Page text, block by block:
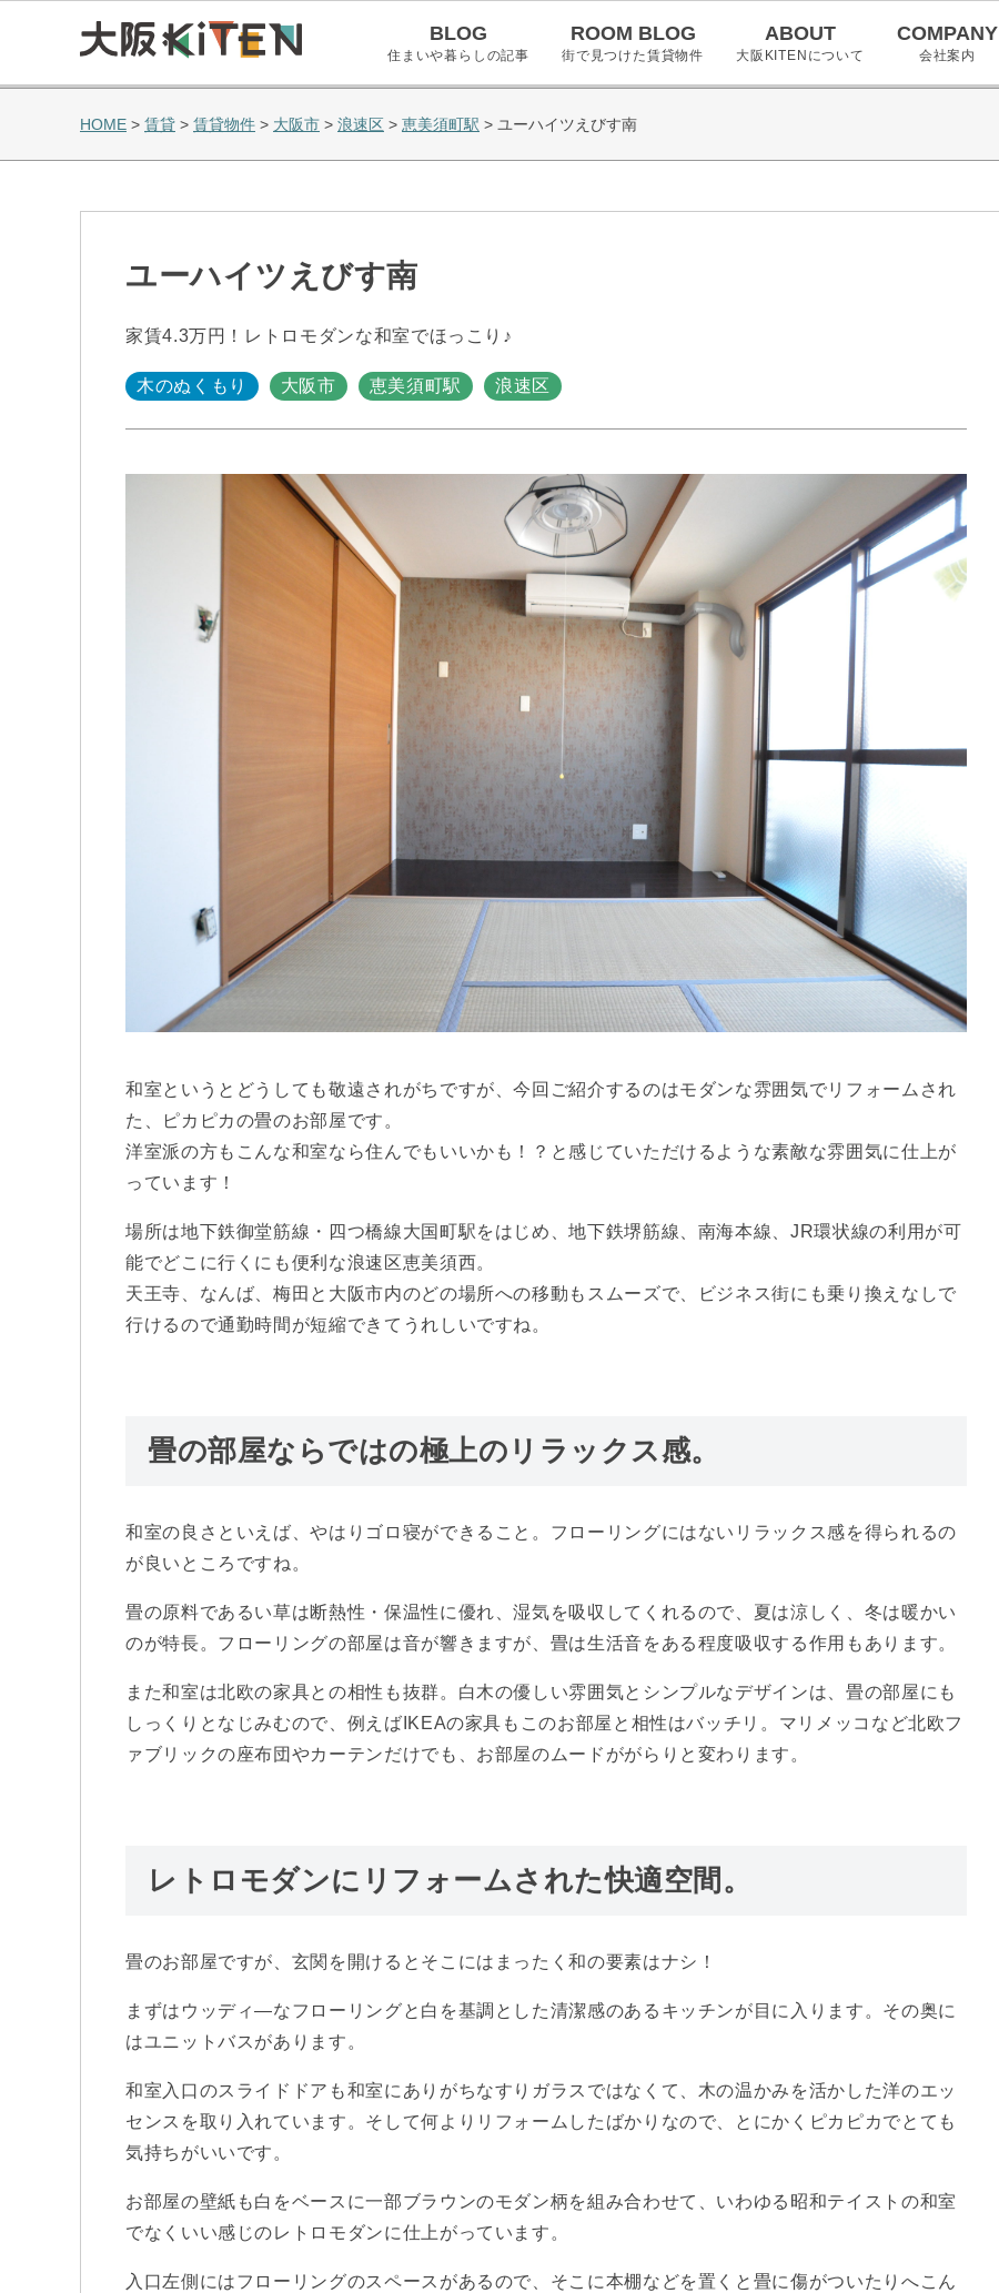
BLOG
住まいや暮らしの記事
ROOM BLOG
街で見つけた賃貸物件
ABOUT
大阪KITENについて
COMPANY
会社案内
HOME > 賃貸 > 賃貸物件 > 大阪市 > 浪速区 > 恵美須町駅 > ユーハイツえびす南
ユーハイツえびす南
家賃4.3万円！レトロモダンな和室でほっこり♪
木のぬくもり 大阪市 恵美須町駅 浪速区
和室というとどうしても敬遠されがちですが、今回ご紹介するのはモダンな雰囲気でリフォームされ
た、ピカピカの畳のお部屋です。
洋室派の方もこんな和室なら住んでもいいかも！？と感じていただけるような素敵な雰囲気に仕上が
っています！
場所は地下鉄御堂筋線・四つ橋線大国町駅をはじめ、地下鉄堺筋線、南海本線、JR環状線の利用が可
能でどこに行くにも便利な浪速区恵美須西。
天王寺、なんば、梅田と大阪市内のどの場所への移動もスムーズで、ビジネス街にも乗り換えなしで
行けるので通勤時間が短縮できてうれしいですね。
畳の部屋ならではの極上のリラックス感。
和室の良さといえば、やはりゴロ寝ができること。フローリングにはないリラックス感を得られるの
が良いところですね。
畳の原料であるい草は断熱性・保温性に優れ、湿気を吸収してくれるので、夏は涼しく、冬は暖かい
のが特長。フローリングの部屋は音が響きますが、畳は生活音をある程度吸収する作用もあります。
また和室は北欧の家具との相性も抜群。白木の優しい雰囲気とシンプルなデザインは、畳の部屋にも
しっくりとなじみむので、例えばIKEAの家具もこのお部屋と相性はバッチリ。マリメッコなど北欧フ
ァブリックの座布団やカーテンだけでも、お部屋のムードががらりと変わります。
レトロモダンにリフォームされた快適空間。
畳のお部屋ですが、玄関を開けるとそこにはまったく和の要素はナシ！
まずはウッディ―なフローリングと白を基調とした清潔感のあるキッチンが目に入ります。その奥に
はユニットバスがあります。
和室入口のスライドドアも和室にありがちなすりガラスではなくて、木の温かみを活かした洋のエッ
センスを取り入れています。そして何よりリフォームしたばかりなので、とにかくピカピカでとても
気持ちがいいです。
お部屋の壁紙も白をベースに一部ブラウンのモダン柄を組み合わせて、いわゆる昭和テイストの和室
でなくいい感じのレトロモダンに仕上がっています。
入口左側にはフローリングのスペースがあるので、そこに本棚などを置くと畳に傷がついたりへこん